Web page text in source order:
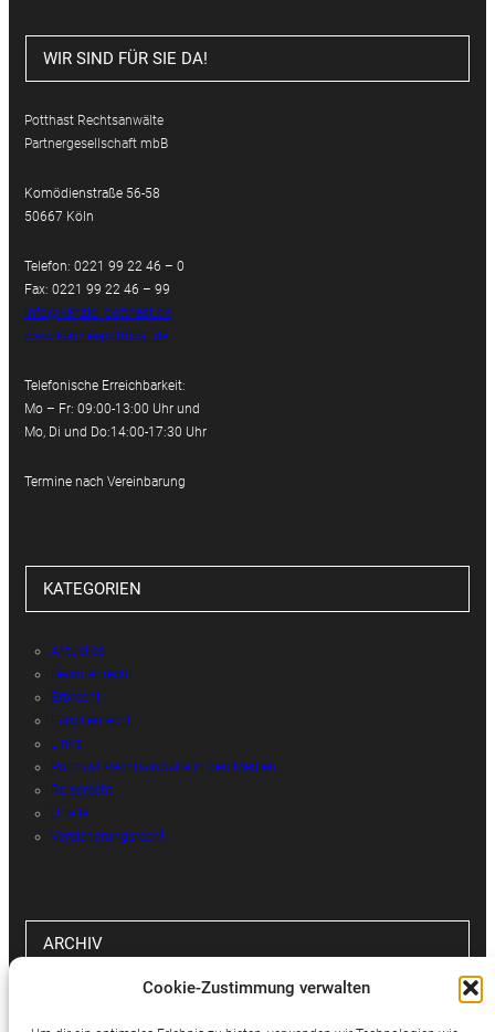
Cookie-Zustimmung verwalten
WIR SIND FÜR SIE DA!
Potthast Rechtsanwälte
Partnergesellschaft mbB
Komödienstraße 56-58
50667 Köln
Telefon: 0221 99 22 46 – 0
Fax: 0221 99 22 46 – 99
info@kanzlei-potthast.de
www.kanzlei-potthast.de
Telefonische Erreichbarkeit:
Mo – Fr: 09:00-13:00 Uhr und
Mo, Di und Do:14:00-17:30 Uhr
Termine nach Vereinbarung
KATEGORIEN
Aktuelles
Beamtenrecht
Erbrecht
Familienrecht
Links
Potthast Rechtsanwälte in den Medien
Reiserecht
Urteile
Versicherungsrecht
ARCHIV